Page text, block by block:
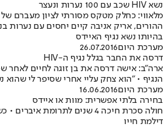
נשא HIV שכב עם 100 נערות ונעצר
מלאווי: כחלק מטקס מסורתי לציון מעברם
בהיותו נשא נגיף האיידס
מערכת היום26.07.2016
דרסה את החבר בגלל נגיף ה-HIV
ארה"ב: אישה דרסה את בן זוגה לחיים לאחר
הנגיף • "הוא צחק עליי אחרי שסיפר לי שהוא
מערכת היום16.06.2016
בחירה בלתי אפשרית: מוות או איידס
חולה סכרת חיכה 4 שנים לתרומת
דילמת חייו